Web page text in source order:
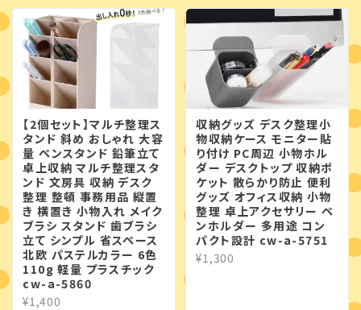
【2個セット】マルチ整理ス
タンド 斜め おしゃれ 大容
量 ペンスタンド 鉛筆立て
卓上収納 マルチ整理スタ
ンド 文房具 収納 デスク
整理 整頓 事務用品 縦置
き 横置き 小物入れ メイク
ブラシ スタンド 歯ブラシ
立て シンプル 省スペース
北欧 パステルカラー 6色
110g 軽量 プラスチック
cw-a-5860
¥1,400
収納グッズ デスク整理小
物収納ケース モニター貼
り付け PC周辺 小物ホル
ダー デスクトップ 収納ポ
ケット 散らかり防止 便利
グッズ オフィス収納 小物
整理 卓上アクセサリー ペ
ンホルダー 多用途 コン
パクト設計 cw-a-5751
¥1,300